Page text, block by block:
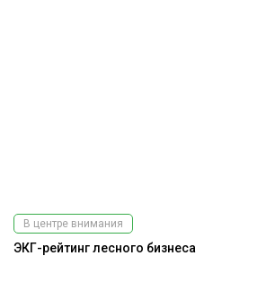
В центре внимания
ЭКГ-рейтинг лесного бизнеса